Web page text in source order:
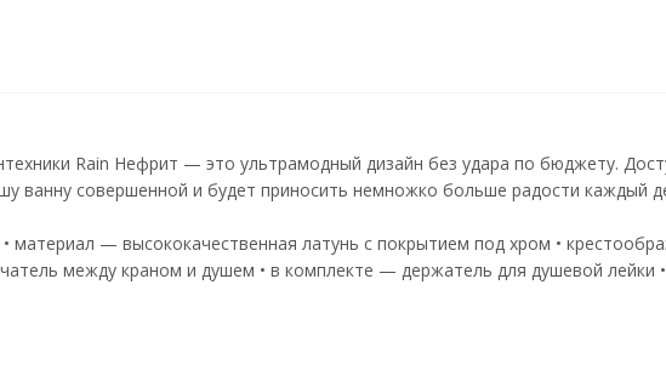
Rain Нефрит — это ультрамодный дизайн без удара по бюджету.
ванну совершенной и будет приносить немножко больше радости каждый
— высококачественная латунь с покрытием под хром •
между краном и душем • в комплекте — держатель для душевой лейки